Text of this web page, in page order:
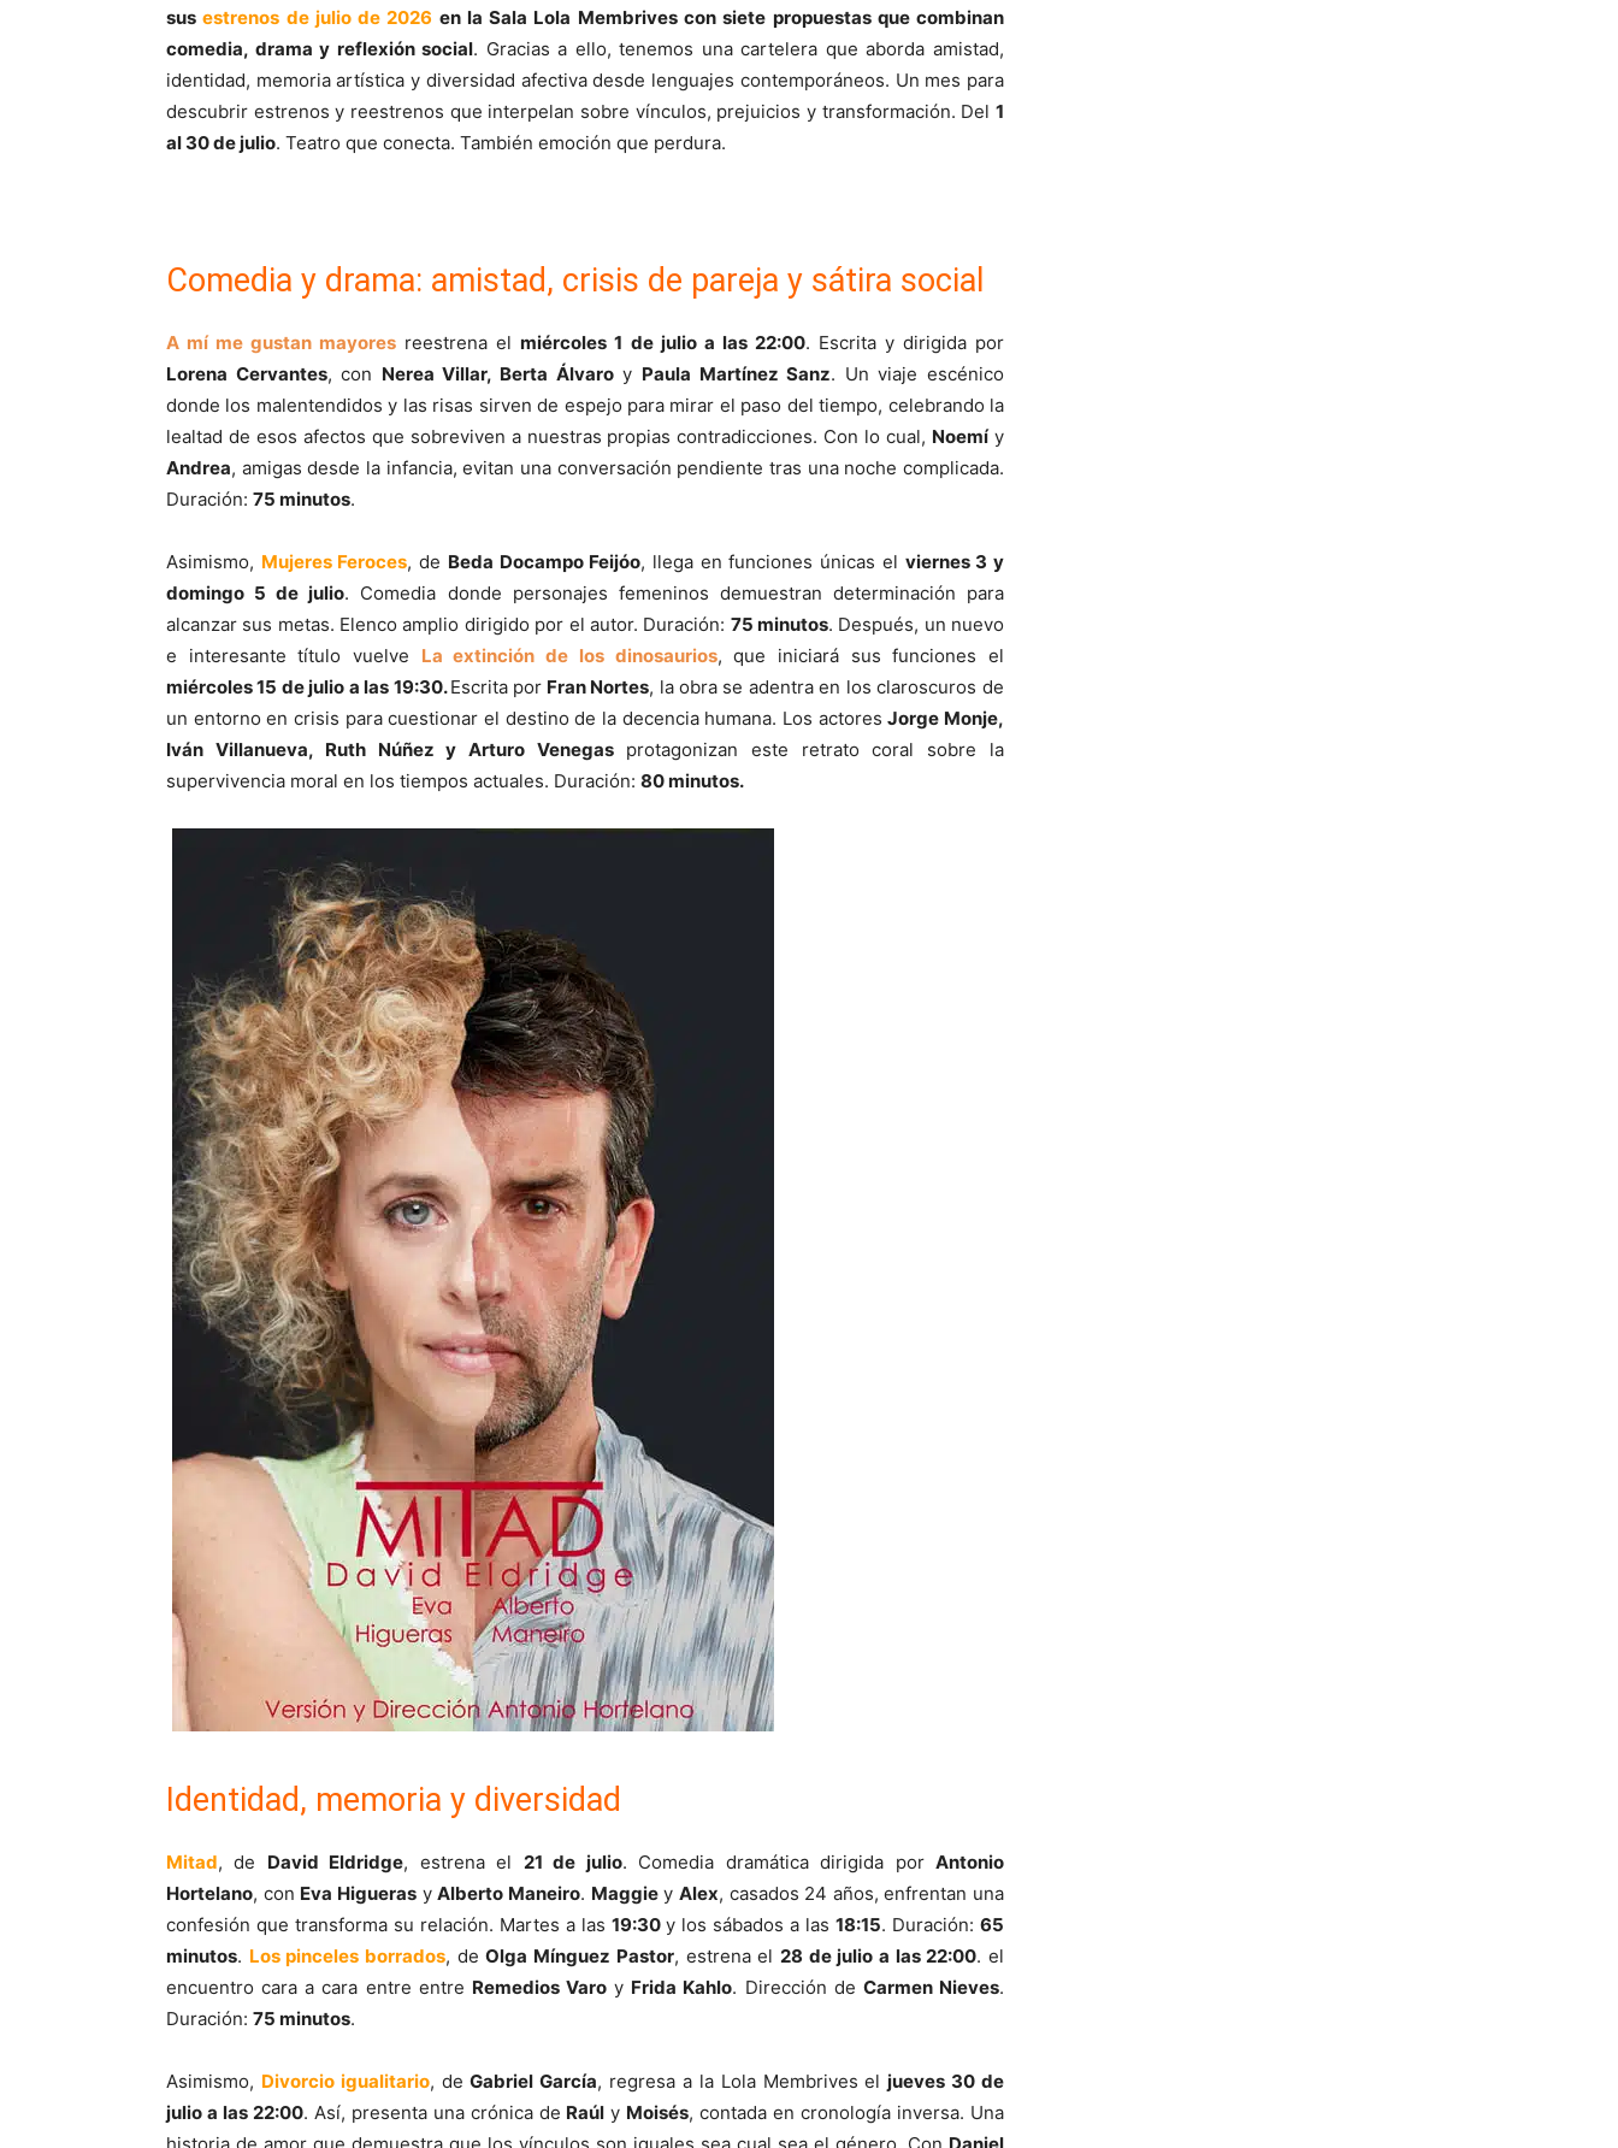
susestrenos de julio de 2026 en laSala Lola Membrivescon siete propuestas que combinan
comedia, drama y reflexión social. Gracias a ello, tenemos una cartelera que aborda amistad,
identidad, memoria artística y diversidad afectiva desde lenguajes contemporáneos. Un mes para
descubrir estrenos y reestrenos que interpelan sobre vínculos, prejuicios y transformación. Del 1
al 30 de julio. Teatro que conecta. También emoción que perdura.
Comedia y drama: amistad, crisis de pareja y sátira social
A mí me gustan mayores reestrena elmiércoles 1 de julio a las 22:00. Escrita y dirigida por
Lorena Cervantes, con Nerea Villar, Berta Álvaroy Paula Martínez Sanz. Un viaje escénico
donde los malentendidos y las risas sirven de espejo para mirar el paso del tiempo, celebrando la
lealtad de esos afectos que sobreviven a nuestras propias contradicciones. Con lo cual, Noemíy
Andrea, amigas desde la infancia, evitan una conversación pendiente tras una noche complicada.
Duración: 75 minutos.
Asimismo, Mujeres Feroces, de Beda Docampo Feijóo, llega en funciones únicas el viernes 3 y
domingo 5 de julio. Comedia donde personajes femeninos demuestran determinación para
alcanzar sus metas. Elenco amplio dirigido por el autor. Duración: 75 minutos. Después, un nuevo
e interesante título vuelve La extinción de los dinosaurios, que iniciará sus funciones el
miércoles 15 de julio a las 19:30.Escrita por Fran Nortes, la obra se adentra en los claroscuros de
un entorno en crisis para cuestionar el destino de la decencia humana. Los actoresJorge Monje,
Iván Villanueva, Ruth Núñez y Arturo Venegas protagonizan este retrato coral sobre la
supervivencia moral en los tiempos actuales. Duración: 80 minutos.
Identidad, memoria y diversidad
Mitad, de David Eldridge, estrena el 21 de julio. Comedia dramática dirigida porAntonio
Hortelano, con Eva HiguerasyAlberto Maneiro. Maggiey Alex, casados 24 años, enfrentan una
confesión que transforma su relación. Martes a las 19:30y los sábados a las18:15. Duración: 65
minutos. Los pinceles borrados, deOlga Mínguez Pastor, estrena el 28 de julio a las 22:00. el
encuentro cara a cara entre entre Remedios Varo y Frida Kahlo. Dirección de Carmen Nieves.
Duración: 75 minutos.
Asimismo, Divorcio igualitario, deGabriel García, regresa a la Lola Membrives eljueves 30 de
julio a las 22:00. Así, presenta una crónica de Raúl y Moisés, contada en cronología inversa. Una